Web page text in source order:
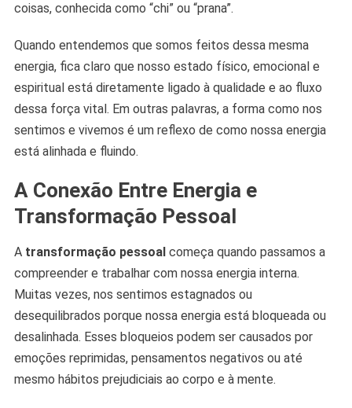
coisas, conhecida como “chi” ou “prana”.
Quando entendemos que somos feitos dessa mesma
energia, fica claro que nosso estado físico, emocional e
espiritual está diretamente ligado à qualidade e ao fluxo
dessa força vital. Em outras palavras, a forma como nos
sentimos e vivemos é um reflexo de como nossa energia
está alinhada e fluindo.
A Conexão Entre Energia e
Transformação Pessoal
A transformação pessoal começa quando passamos a
compreender e trabalhar com nossa energia interna.
Muitas vezes, nos sentimos estagnados ou
desequilibrados porque nossa energia está bloqueada ou
desalinhada. Esses bloqueios podem ser causados por
emoções reprimidas, pensamentos negativos ou até
mesmo hábitos prejudiciais ao corpo e à mente.